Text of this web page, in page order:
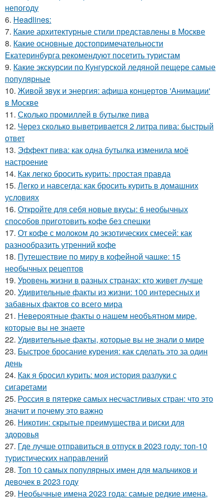
непогоду
6. Headlines:
7. Какие архитектурные стили представлены в Москве
8. Какие основные достопримечательности
Екатеринбурга рекомендуют посетить туристам
9. Какие экскурсии по Кунгурской ледяной пещере самые
популярные
10. Живой звук и энергия: афиша концертов 'Анимации'
в Москве
11. Сколько промиллей в бутылке пива
12. Через сколько выветривается 2 литра пива: быстрый
ответ
13. Эффект пива: как одна бутылка изменила моё
настроение
14. Как легко бросить курить: простая правда
15. Легко и навсегда: как бросить курить в домашних
условиях
16. Откройте для себя новые вкусы: 6 необычных
способов приготовить кофе без спешки
17. От кофе с молоком до экзотических смесей: как
разнообразить утренний кофе
18. Путешествие по миру в кофейной чашке: 15
необычных рецептов
19. Уровень жизни в разных странах: кто живет лучше
20. Удивительные факты из жизни: 100 интересных и
забавных фактов со всего мира
21. Невероятные факты о нашем необъятном мире,
которые вы не знаете
22. Удивительные факты, которые вы не знали о мире
23. Быстрое бросание курения: как сделать это за один
день
24. Как я бросил курить: моя история разлуки с
сигаретами
25. Россия в пятерке самых несчастливых стран: что это
значит и почему это важно
26. Никотин: скрытые преимущества и риски для
здоровья
27. Где лучше отправиться в отпуск в 2023 году: топ-10
туристических направлений
28. Топ 10 самых популярных имен для мальчиков и
девочек в 2023 году
29. Необычные имена 2023 года: самые редкие имена,